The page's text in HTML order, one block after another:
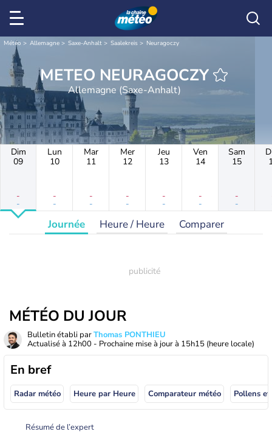
Météo Allemagne Saxe-Anhalt Saalekreis Neuragoczy
METEO NEURAGOCZY
Allemagne (Saxe-Anhalt)
Dim
09
-
-
Lun
10
-
-
Mar
11
-
-
Mer
12
-
-
Jeu
13
-
-
Ven
14
-
-
Sam
15
-
-
Journée Heure / Heure Comparer
MÉTÉO DU JOUR
Bulletin établi parThomas PONTHIEU
Actualisé à 12h00 - Prochaine mise à jour à 15h15 (heure locale)
En bref
Radar météo Heure par Heure Comparateur météo Pollens
Résumé de l’expert